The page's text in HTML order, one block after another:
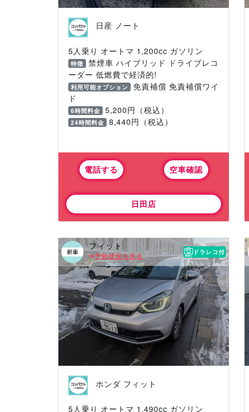
日産 ノート
5人乗り オートマ 1,200cc ガソリン
特徴 禁煙車 ハイブリッド ドライブレコ
ーダー 低燃費で経済的!
利用可能オプション 免責補償 免責補償ワイ
ド
6時間料金 5,200円（税込）
24時間料金 8,440円（税込）
電話する 空車確認
日田店
フィット
予約状況を見る
ドラレコ付
ホンダ フィット
5人乗り オートマ 1,490cc ガソリン